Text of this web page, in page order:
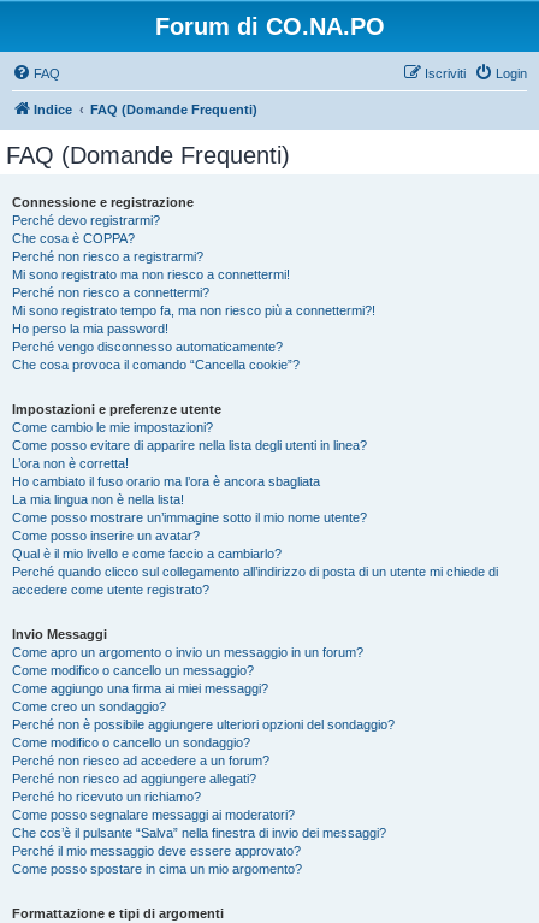
Forum di CO.NA.PO
FAQ Login
Iscriviti
Indice FAQ (Domande Frequenti)
FAQ (Domande Frequenti)
Connessione e registrazione
Perché devo registrarmi?
Che cosa è COPPA?
Perché non riesco a registrarmi?
Mi sono registrato ma non riesco a connettermi!
Perché non riesco a connettermi?
Mi sono registrato tempo fa, ma non riesco più a connettermi?!
Ho perso la mia password!
Perché vengo disconnesso automaticamente?
Che cosa provoca il comando “Cancella cookie”?
Impostazioni e preferenze utente
Come cambio le mie impostazioni?
Come posso evitare di apparire nella lista degli utenti in linea?
L’ora non è corretta!
Ho cambiato il fuso orario ma l’ora è ancora sbagliata
La mia lingua non è nella lista!
Come posso mostrare un’immagine sotto il mio nome utente?
Come posso inserire un avatar?
Qual è il mio livello e come faccio a cambiarlo?
Perché quando clicco sul collegamento all’indirizzo di posta di un utente mi chiede di
accedere come utente registrato?
Invio Messaggi
Come apro un argomento o invio un messaggio in un forum?
Come modifico o cancello un messaggio?
Come aggiungo una firma ai miei messaggi?
Come creo un sondaggio?
Perché non è possibile aggiungere ulteriori opzioni del sondaggio?
Come modifico o cancello un sondaggio?
Perché non riesco ad accedere a un forum?
Perché non riesco ad aggiungere allegati?
Perché ho ricevuto un richiamo?
Come posso segnalare messaggi ai moderatori?
Che cos’è il pulsante “Salva” nella finestra di invio dei messaggi?
Perché il mio messaggio deve essere approvato?
Come posso spostare in cima un mio argomento?
Formattazione e tipi di argomenti